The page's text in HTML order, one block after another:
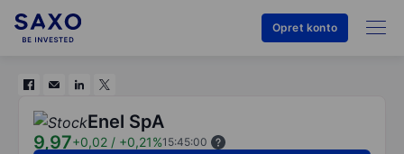
Opret konto
Enel SpA
9,97+0,02 / +0,21%15:45:00